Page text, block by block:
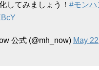
してみましょう！ #モン
公式 (@mh_now) May